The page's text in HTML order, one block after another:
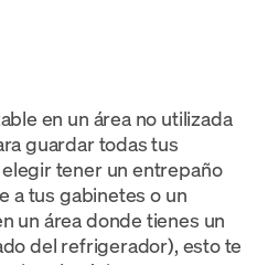
en un área no utilizada
guardar todas tus
tener un entrepaño
a tus gabinetes o un
un área donde tienes un
del refrigerador), esto te